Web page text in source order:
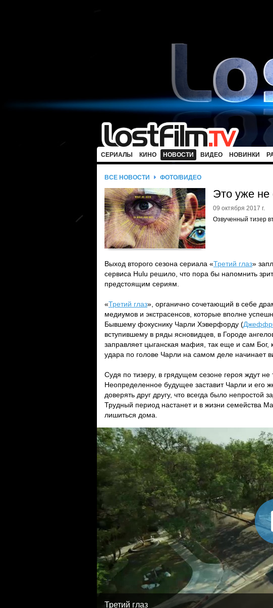
СЕРИАЛЫ КИНО НОВОСТИ ВИДЕО НОВИНКИ
ВСЕ НОВОСТИ ФОТО/ВИДЕО
Это уже
09 октября 2017 г.
Озвученный тизер
Выход второго сезона сериала «Третий глаз»
сервиса Hulu решило, что пора бы напомнить
предстоящим сериям.
«Третий глаз», органично сочетающий в себе
медиумов и экстрасенсов, которые вполне
Бывшему фокуснику Чарли Хэверфорду (
вступившему в ряды ясновидцев, в Городе
заправляет цыганская мафия, так еще и сам
удара по голове Чарли на самом деле начинает
Судя по тизеру, в грядущем сезоне героя ждут
Неопределенное будущее заставит Чарли и его
доверять друг другу, что всегда было непростой
Трудный период настанет и в жизни семейства
лишиться дома.
Третий глаз